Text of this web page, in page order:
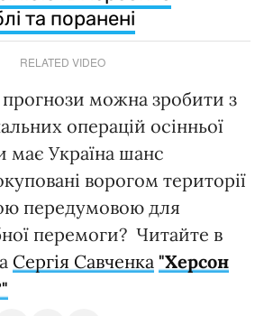
та поранені
RELATED VIDEO
прогнози можна зробити з
операцій осінньої
має Україна шанс
ворогом території
передумовою для
перемоги? Читайте в
Сергія Савченка "Херсон